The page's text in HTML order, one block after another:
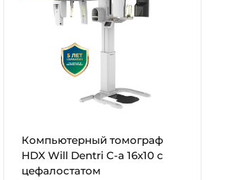
Компьютерный томограф
HDX Will Dentri С-а 16х10 с
цефалостатом